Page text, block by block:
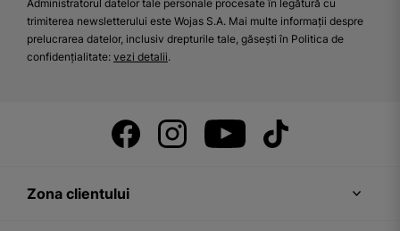
Administratorul datelor tale personale procesate în legătură cu
trimiterea newsletterului este Wojas S.A. Mai multe informații despre
prelucrarea datelor, inclusiv drepturile tale, găsești în Politica de
confidențialitate: vezi detalii.
Zona clientului